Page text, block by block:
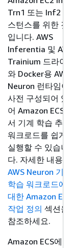
Trn1 또는 Inf2 인
스턴스를 위한 것
입니다. AWS
Inferentia 및
Trainium 드라이
와 Docker용 AWS
Neuron 런타임이
사전 구성되어 있
어 Amazon ECS에
서 기계 학습 추론
워크로드를 쉽게
실행할 수 있습니
다. 자세한 내용은
AWS Neuron 기계
학습 워크로드에
대한 Amazon ECS
작업 정의 섹션을
참조하세요.
Amazon ECS에 최